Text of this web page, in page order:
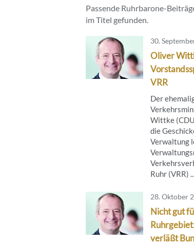
Passende Ruhrbarone-
im Titel gefunden.
30.
Oliver
VRR
Der
Wittke
die
Verwaltung
Ruhr (VRR) ...
28. Oktober
Nicht gut
verläßt